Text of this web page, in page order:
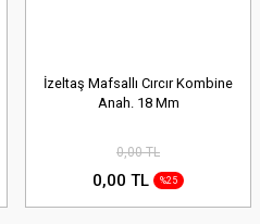
İzeltaş Mafsallı Cırcır Kombine
Anah. 18 Mm
0,00 TL
0,00 TL %25